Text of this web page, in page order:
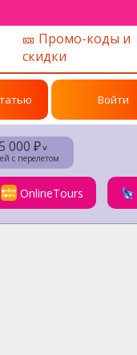
🎫 Промо-коды и
скидки
Войти
000 ₽˅
с перелетом
OnlineTours